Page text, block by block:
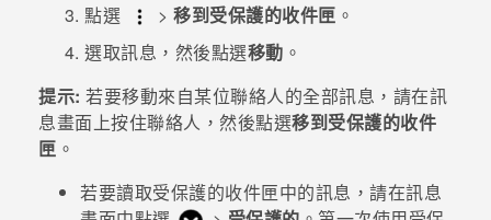
點選
> 移到受保護的收件匣 。
選取訊息，然後點選移動 。
提示: 若要移動來自某位聯絡人的全部訊息，請在訊
息畫面上按住聯絡人，然後點選移到受保護的收件
匣 。
若要讀取受保護的收件匣中的訊息，請在訊息